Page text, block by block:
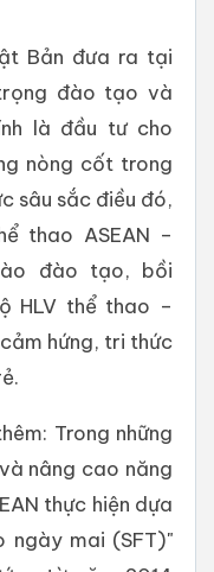
Bản đưa ra tại
đào tạo và
là đầu tư cho
nòng cốt trong
sâu sắc điều đó,
thao ASEAN –
đào tạo, bồi
HLV thể thao –
hứng, tri thức
Trong những
nâng cao năng
thực hiện dựa
ngày mai (SFT)"